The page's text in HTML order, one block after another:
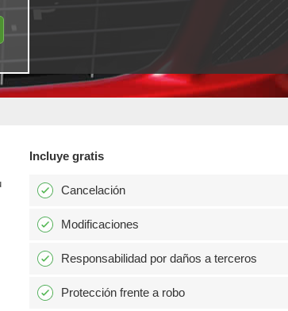
Incluye gratis
Cancelación
Modificaciones
Responsabilidad por daños a terceros
Protección frente a robo